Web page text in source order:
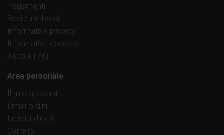
Pagamenti
Resi e rimborsi
Informativa privacy
Informativa cookies
Aiuto e FAQ
Area personale
Il mio account
I miei ordini
I miei indirizzi
Carrello